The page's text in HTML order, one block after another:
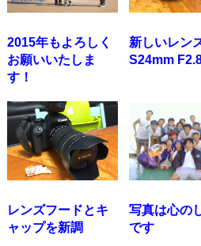
2015年もよろしく
お願いいたしま
す！
新しいレン
S24mm
レンズフードとキ
ャップを新調
写真は心の
です